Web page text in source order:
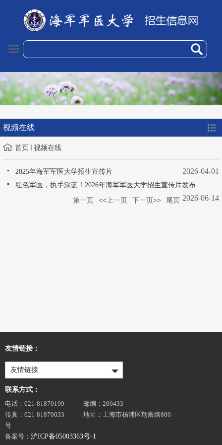
视频在线
首页 视频在线
2025年海军军医大学招生宣传片 2026-04-01
红色军医，执手深蓝！2026年海军军医大学招生宣传片发布
2026-06-14
第一页 <<上一页 下一页>> 尾页
友情链接：
友情链接
联系方式：
电话：021-81870199
邮编：200433
传真：021-81870033
地址：上海市杨浦区翔殷路800
号
备案号： 沪ICP备05003363号-1